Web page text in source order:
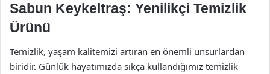
Sabun Keykeltraş: Yenilikçi Temizlik
Ürünü
Temizlik, yaşam kalitemizi artıran en önemli unsurlardan
biridir. Günlük hayatımızda sıkça kullandığımız temizlik